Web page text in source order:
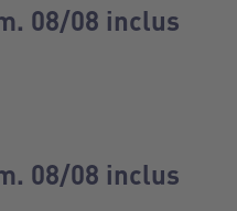
08/08 inclus
08/08 inclus